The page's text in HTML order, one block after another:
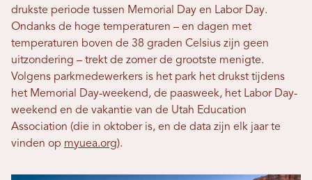
drukste periode tussen Memorial Day en Labor Day.
Ondanks de hoge temperaturen – en dagen met
temperaturen boven de 38 graden Celsius zijn geen
uitzondering – trekt de zomer de grootste menigte.
Volgens parkmedewerkers is het park het drukst tijdens
het Memorial Day-weekend, de paasweek, het Labor Day-
weekend en de vakantie van de Utah Education
Association (die in oktober is, en de data zijn elk jaar te
vinden op myuea.org).